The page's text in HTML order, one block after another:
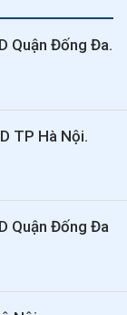
Quận Đống Đa.
TP Hà Nội.
Quận Đống Đa